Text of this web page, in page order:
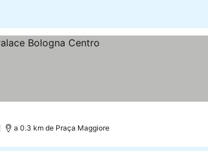
a 0.3 km de Praça Maggiore